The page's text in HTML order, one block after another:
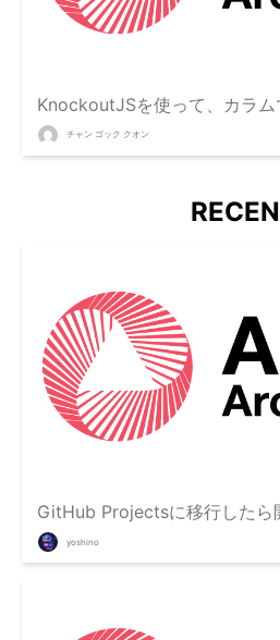
KnockoutJSを使って、カラム
チャン ゴック クオン
GitHub Projectsに移行したら
yoshino